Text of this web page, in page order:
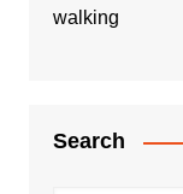
walking
Search